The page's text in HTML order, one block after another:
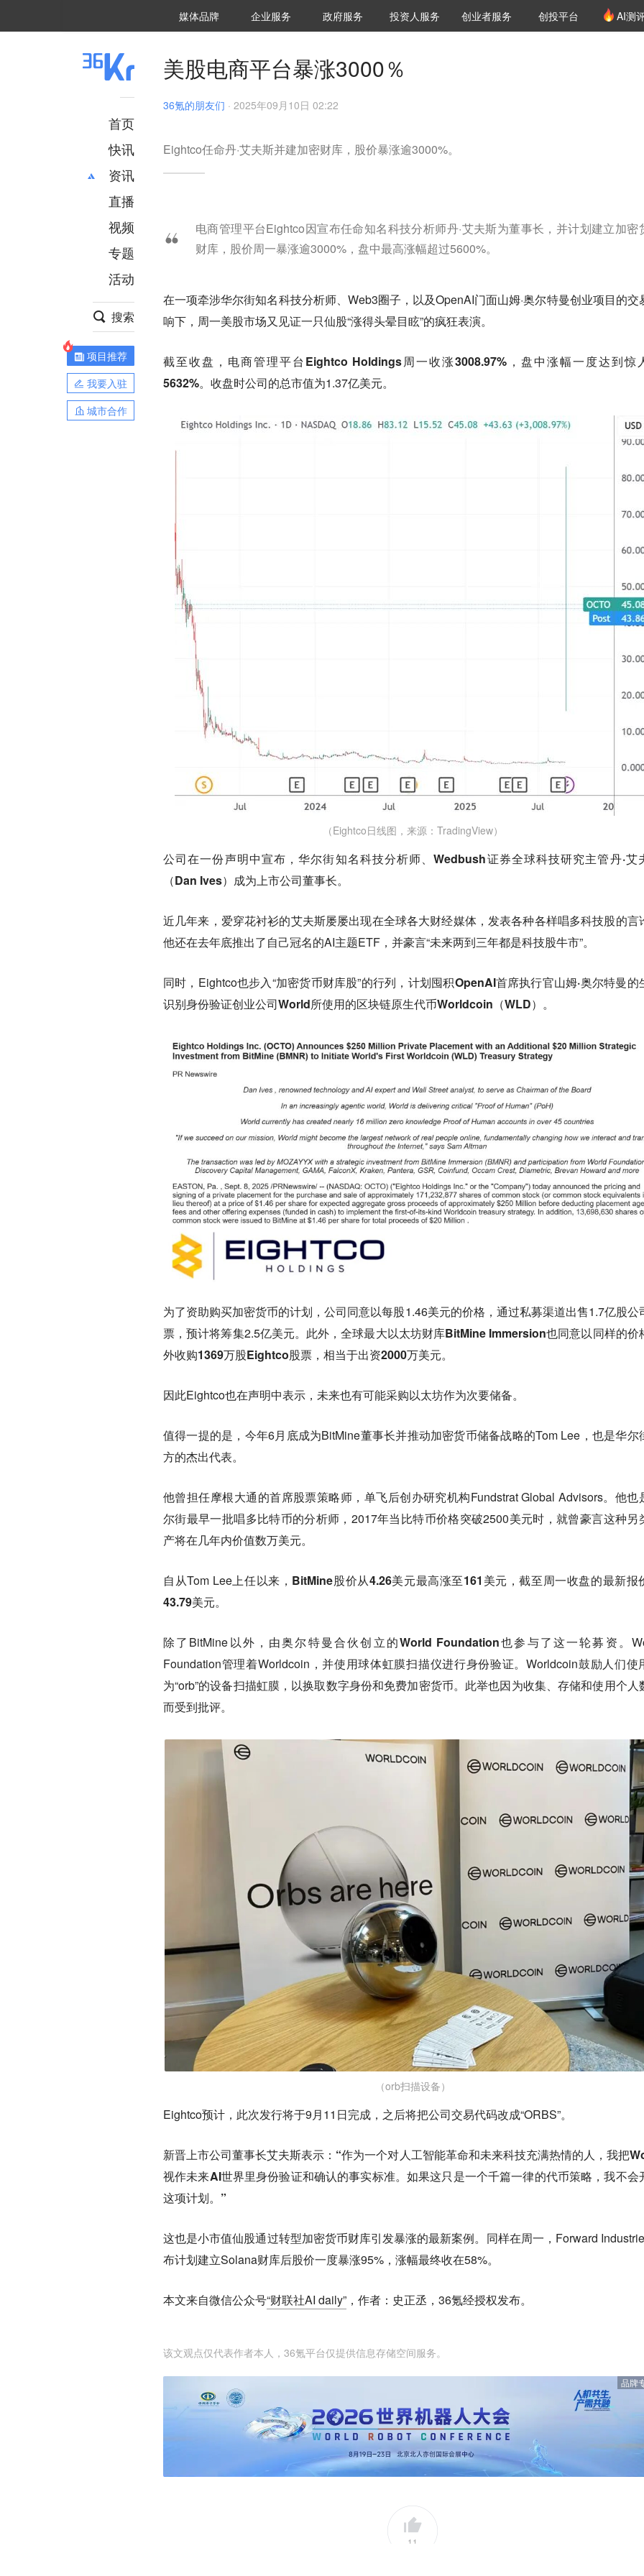
媒体品牌 36Kr研究院
企业服务 城市之窗
政府服务 VClub投资机构库
投资机构职位推介
投资人服务 创投氪堂
创业者服务 创投平台 AI测
首页
快讯
资讯
推荐
财经
项目推荐
安徽
直播
视频
专题
活动
搜索
项目推荐
我要入驻
城市合作
美股电商平台暴涨3000％
36氪的朋友们 · 2025年09月10日 02:22
Eightco任命丹·艾夫斯并建加密财库，股价暴涨逾3000%。
电商管理平台Eightco因宣布任命知名科技分析师丹·艾夫斯为董事长，并计划建立加密
财库，股价周一暴涨逾3000%，盘中最高涨幅超过5600%。
在一项牵涉华尔街知名科技分析师、Web3圈子，以及OpenAI门面山姆·奥尔特曼创业项目的交
响下，周一美股市场又见证一只仙股“涨得头晕目眩”的疯狂表演。
截至收盘， 电商管理平台Eightco Holdings周一收涨3008.97%，盘中涨幅一度达到惊
5632%。 收盘时公司的总市值为1.37亿美元。
（Eightco日线图，来源：TradingView）
公司在一份声明中宣布，华尔街知名科技分析师、Wedbush证券全球科技研究主管丹·艾
（Dan Ives）成为上市公司董事长。
近几年来，爱穿花衬衫的艾夫斯屡屡出现在全球各大财经媒体，发表各种各样唱多科技股的言
他还在去年底推出了自己冠名的AI主题ETF，并豪言“未来两到三年都是科技股牛市”。
同时，Eightco也步入“加密货币财库股”的行列， 计划囤积OpenAI首席执行官山姆·奥尔特曼的
识别身份验证创业公司World所使用的区块链原生代币Worldcoin（WLD）。
为了资助购买加密货币的计划，公司同意以每股1.46美元的价格，通过私募渠道出售1.7亿股公
票，预计将筹集2.5亿美元。此外，全球最大以太坊财库BitMine Immersion也同意以同样的价
外收购1369万股Eightco股票，相当于出资2000万美元。
因此Eightco也在声明中表示，未来也有可能采购以太坊作为次要储备。
值得一提的是，今年6月底成为BitMine董事长并推动加密货币储备战略的Tom Lee，也是华尔
方的杰出代表。
他曾担任摩根大通的首席股票策略师，单飞后创办研究机构Fundstrat Global Advisors。他也
尔街最早一批唱多比特币的分析师，2017年当比特币价格突破2500美元时，就曾豪言这种另
产将在几年内价值数万美元。
自从Tom Lee上任以来， BitMine股价从4.26美元最高涨至161美元，截至周一收盘的最新报
43.79美元。
除了BitMine以外， 由奥尔特曼合伙创立的World Foundation也参与了这一轮募资。
Foundation管理着Worldcoin，并使用球体虹膜扫描仪进行身份验证。Worldcoin鼓励人们使
为“orb”的设备扫描虹膜，以换取数字身份和免费加密货币。此举也因为收集、存储和使用个人
而受到批评。
（orb扫描设备）
Eightco预计，此次发行将于9月11日完成，之后将把公司交易代码改成“ORBS”。
新晋上市公司董事长艾夫斯表示： “作为一个对人工智能革命和未来科技充满热情的人，我把
视作未来AI世界里身份验证和确认的事实标准。如果这只是一个千篇一律的代币策略，我不会
这项计划。”
这也是小市值仙股通过转型加密货币财库引发暴涨的最新案例。同样在周一，Forward
布计划建立Solana财库后股价一度暴涨95%，涨幅最终收在58%。
本文来自微信公众号“财联社AI daily” ，作者：史正丞，36氪经授权发布。
该文观点仅代表作者本人，36氪平台仅提供信息存储空间服务。
品牌
11